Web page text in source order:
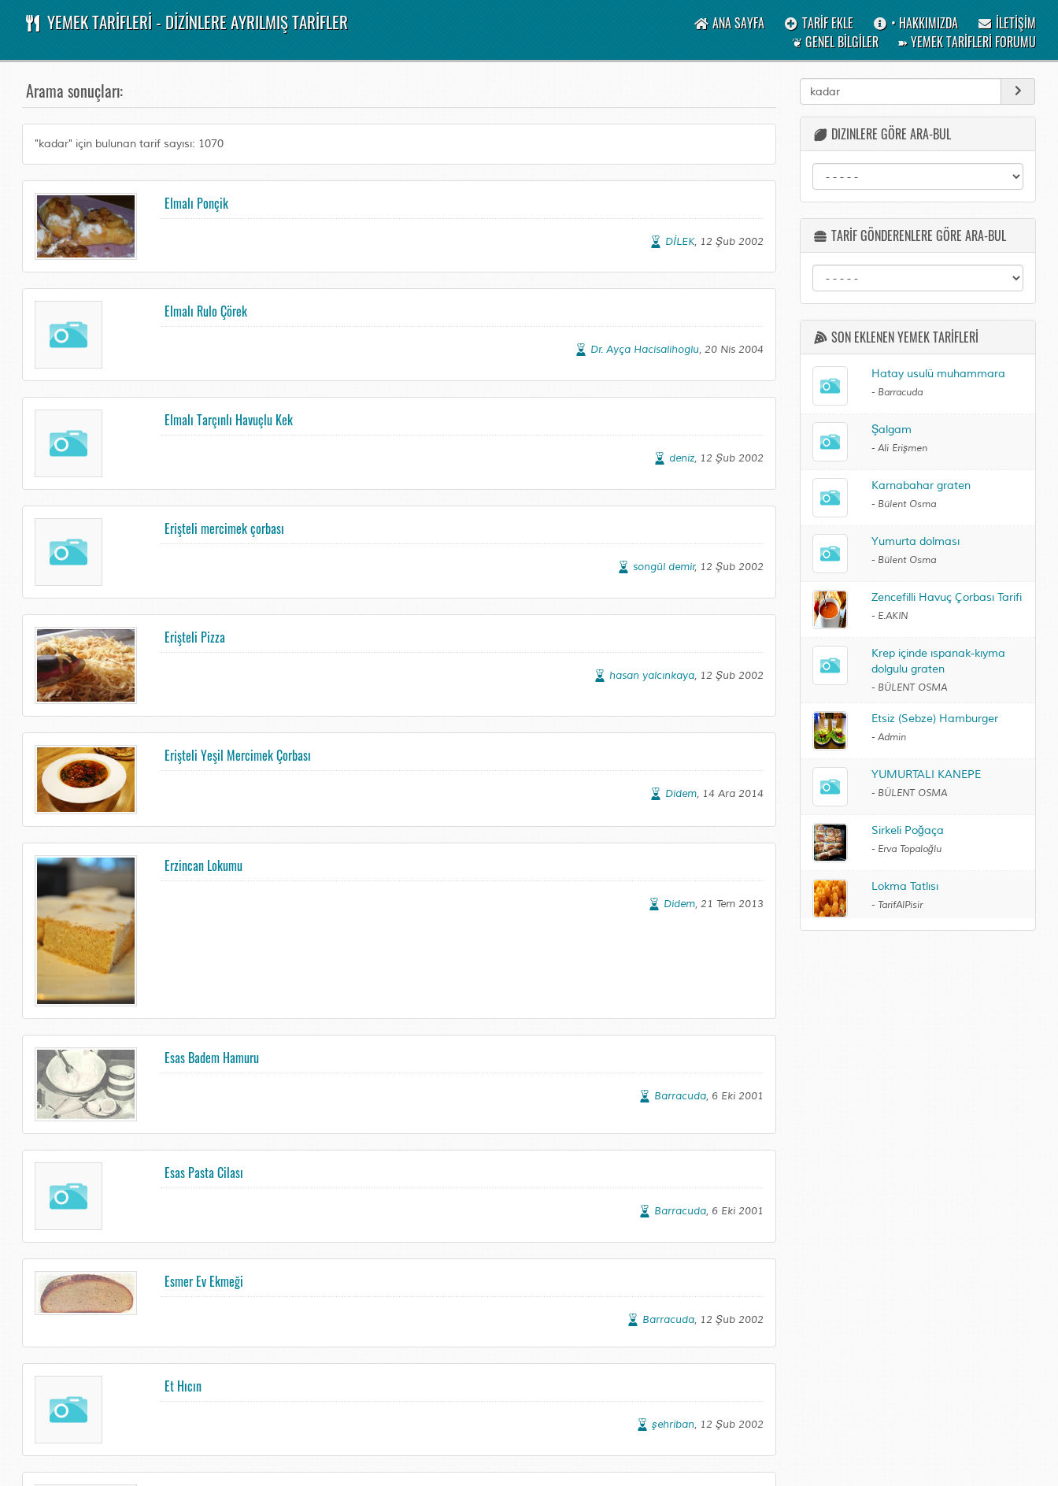
YEMEK TARİFLERİ - DİZİNLERE AYRILMIŞ TARİFLER ANA SAYFA TARİF EKLE • HAKKIMIZDA
İLETİŞİM
❦ GENEL BİLGİLER
➽ YEMEK TARİFLERİ FORUMU
Arama sonuçları:
"kadar" için bulunan tarif sayısı: 1070
Elmalı Ponçik
DİLEK, 12 Şub 2002
Elmalı Rulo Çörek
Dr. Ayça Hacisalihoglu, 20 Nis 2004
Elmalı Tarçınlı Havuçlu Kek
deniz, 12 Şub 2002
Erişteli mercimek çorbası
songül demir, 12 Şub 2002
Erişteli Pizza
hasan yalcınkaya, 12 Şub 2002
Erişteli Yeşil Mercimek Çorbası
Didem, 14 Ara 2014
Erzincan Lokumu
Didem, 21 Tem 2013
Esas Badem Hamuru
Barracuda, 6 Eki 2001
Esas Pasta Cilası
Barracuda, 6 Eki 2001
Esmer Ev Ekmeği
Barracuda, 12 Şub 2002
Et Hıcın
şehriban, 12 Şub 2002
DIZINLERE GÖRE ARA-BUL
TARİF GÖNDERENLERE GÖRE ARA-BUL
SON EKLENEN YEMEK TARİFLERİ
Hatay usulü muhammara
- Barracuda
Şalgam
- Ali Erişmen
Karnabahar graten
- Bülent Osma
Yumurta dolması
- Bülent Osma
Zencefilli Havuç Çorbası Tarifi
- E.AKIN
Krep içinde ıspanak-kıyma
dolgulu graten
- BÜLENT OSMA
Etsiz (Sebze) Hamburger
- Admin
YUMURTALI KANEPE
- BÜLENT OSMA
Sirkeli Poğaça
- Erva Topaloğlu
Lokma Tatlısı
- TarifAlPisir